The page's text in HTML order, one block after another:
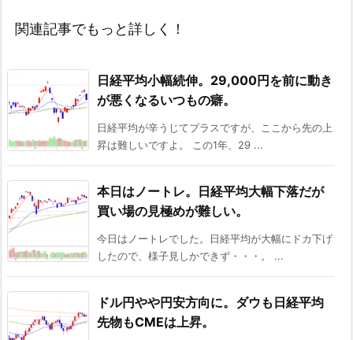
関連記事でもっと詳しく！
日経平均小幅続伸。29,000円を前に動き
が悪くなるいつもの癖。
日経平均が辛うじてプラスですが、ここから先の上
昇は難しいですよ。 この1年、29 ...
本日はノートレ。日経平均大幅下落だが
買い場の見極めが難しい。
今日はノートレでした。日経平均が大幅にドカ下げ
したので、様子見しかできず・・・。 ...
ドル円やや円安方向に。ダウも日経平均
先物もCMEは上昇。